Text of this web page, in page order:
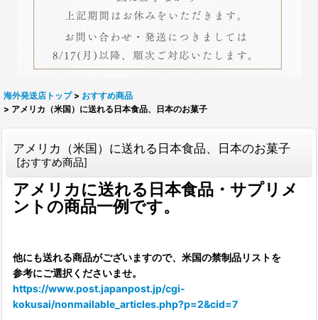
海外発送店トップ > おすすめ商品
> アメリカ（米国）に送れる日本食品、日本のお菓子
アメリカ（米国）に送れる日本食品、日本のお菓子
[おすすめ商品]
アメリカに送れる日本食品・サプリメ
ントの商品一例です。
他にも送れる商品がございますので、米国の禁制品リストを
参考にご選択くださいませ。
https://www.post.japanpost.jp/cgi-
kokusai/nonmailable_articles.php?p=2&cid=7